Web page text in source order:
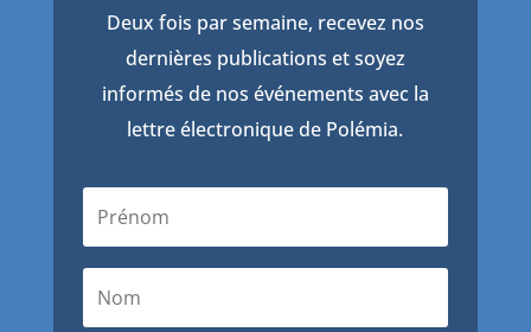
Deux fois par semaine, recevez nos
dernières publications et soyez
informés de nos événements avec la
lettre électronique de Polémia.